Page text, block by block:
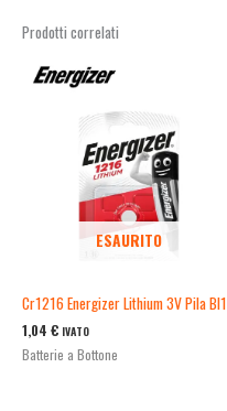
Prodotti correlati
ESAURITO
Cr1216 Energizer Lithium 3V Pila Bl1
1,04 € IVATO
Batterie a Bottone